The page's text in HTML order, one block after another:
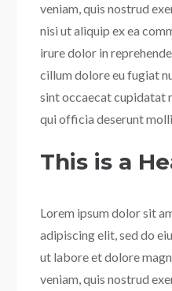
veniam, quis nostrud
nisi ut aliquip ex ea
irure dolor in
cillum dolore eu fugiat
sint occaecat cupidatat
qui officia deserunt
This is a
Lorem ipsum dolor sit
adipiscing elit, sed do
ut labore et dolore
veniam, quis nostrud